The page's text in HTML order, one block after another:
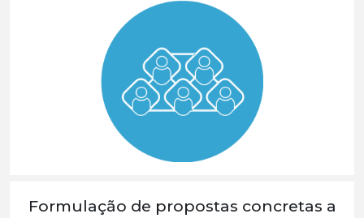
Formulação de propostas concretas a